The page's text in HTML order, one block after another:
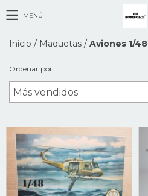
MENÚ
Inicio / Maquetas / Aviones 1/48
Ordenar por